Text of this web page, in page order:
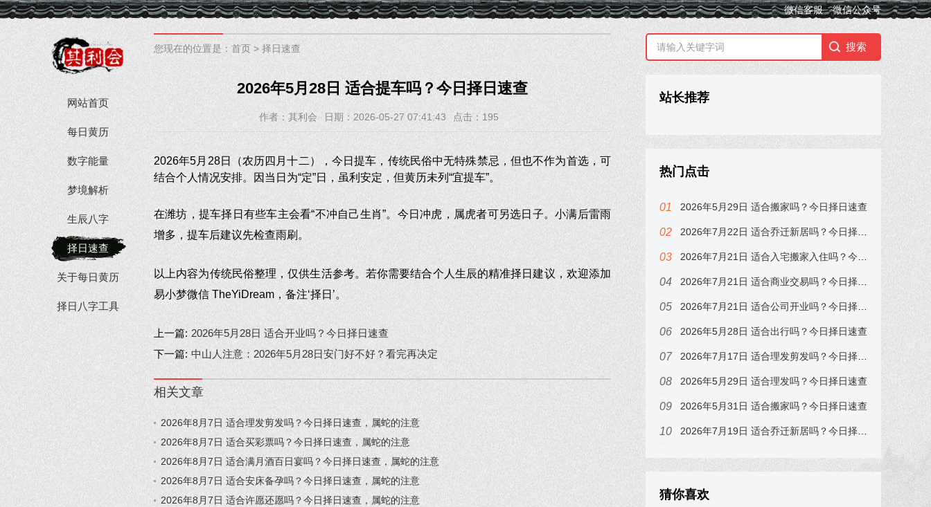
微信客服 微信公众号
网站首页
每日黄历
数字能量
梦境解析
生辰八字
择日速查
关于每日黄历
择日八字工具
您现在的位置是： 首页 > 择日速查
2026年5月28日 适合提车吗？今日择日速查
作者：其利会 日期：2026-05-27 07:41:43 点击： 195
2026年5月28日（农历四月十二），今日提车，传统民俗中无特殊禁忌，但也不作为首选，可
结合个人情况安排。因当日为“定”日，虽利安定，但黄历未列“宜提车”。
在潍坊，提车择日有些车主会看“不冲自己生肖”。今日冲虎，属虎者可另选日子。小满后雷雨
增多，提车后建议先检查雨刷。
以上内容为传统民俗整理，仅供生活参考。若你需要结合个人生辰的精准择日建议，欢迎添加
易小梦微信 TheYiDream，备注‘择日’。
上一篇: 2026年5月28日 适合开业吗？今日择日速查
下一篇: 中山人注意：2026年5月28日安门好不好？看完再决定
相关文章
2026年8月7日 适合理发剪发吗？今日择日速查，属蛇的注意
2026年8月7日 适合买彩票吗？今日择日速查，属蛇的注意
2026年8月7日 适合满月酒百日宴吗？今日择日速查，属蛇的注意
2026年8月7日 适合安床备孕吗？今日择日速查，属蛇的注意
2026年8月7日 适合许愿还愿吗？今日择日速查，属蛇的注意
站长推荐
热门点击
2026年5月29日 适合搬家吗？今日择日速查
2026年7月22日 适合乔迁新居吗？今日择日速查，属龙的注意
2026年7月21日 适合入宅搬家入住吗？今日择日速查，属兔的注意
2026年7月21日 适合商业交易吗？今日择日速查，属兔的注意
2026年7月21日 适合公司开业吗？今日择日速查，属兔的注意
2026年5月28日 适合出行吗？今日择日速查
2026年7月17日 适合理发剪发吗？今日择日速查，属猪的注意
2026年5月29日 适合理发吗？今日择日速查
2026年5月31日 适合搬家吗？今日择日速查
2026年7月19日 适合乔迁新居吗？今日择日速查，属牛的注意
猜你喜欢